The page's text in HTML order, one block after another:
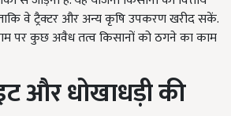
ताकि वे ट्रैक्टर और अन्य कृषि उपकरण खरीद सकें.
पर कुछ अवैध तत्व किसानों को ठगने का काम
और धोखाधड़ी की